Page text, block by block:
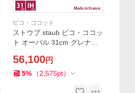
ピコ・ココット
ストウブ staub ピコ・ココッ
ト オーバル 31cm グレナデ
品】
56,100円
5% （2,575pt）